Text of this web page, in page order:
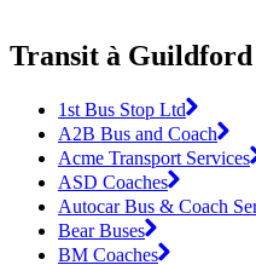
Transit à Guildford
1st Bus Stop Ltd
A2B Bus and Coach
Acme Transport Services
ASD Coaches
Autocar Bus & Coach
Bear Buses
BM Coaches